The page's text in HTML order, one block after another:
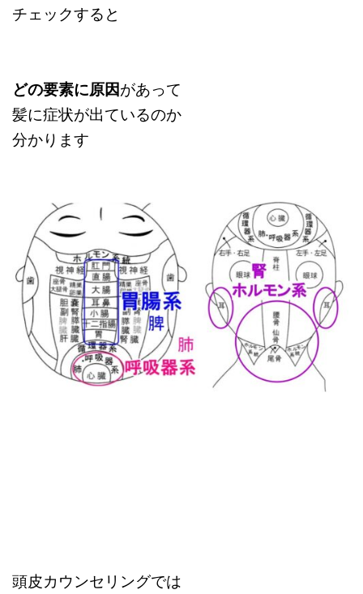
チェックすると
どの要素に原因があって
髪に症状が出ているのか
分かります
頭皮カウンセリングでは